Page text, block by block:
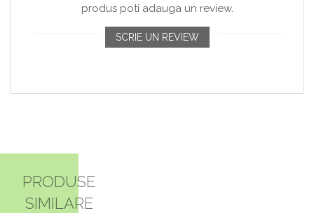
produs poti adauga un review.
SCRIE UN REVIEW
PRODUSE
SIMILARE